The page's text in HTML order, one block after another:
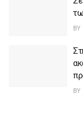
BY
BY